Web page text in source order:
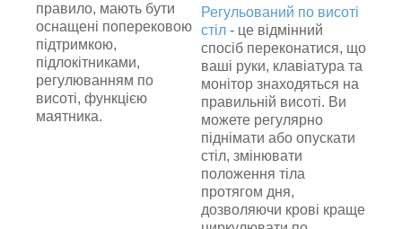
правило, мають бути
оснащені поперековою
підтримкою,
підлокітниками,
регулюванням по
висоті, функцією
маятника.
Регульований по висоті
стіл - це відмінний
спосіб переконатися, що
ваші руки, клавіатура та
монітор знаходяться на
правильній висоті. Ви
можете регулярно
піднімати або опускати
стіл, змінювати
положення тіла
протягом дня,
дозволяючи крові краще